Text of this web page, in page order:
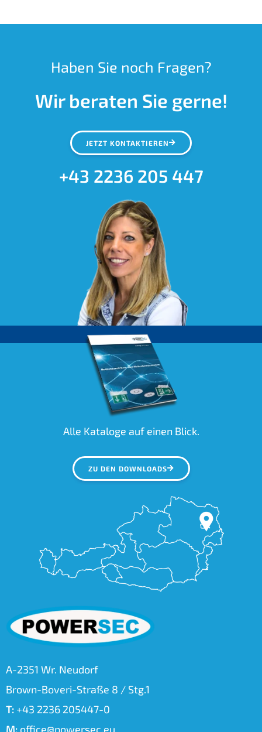
Haben Sie noch Fragen?
Wir beraten Sie gerne!
JETZT KONTAKTIEREN
+43 2236 205 447
Alle Kataloge auf einen Blick.
ZU DEN DOWNLOADS
A-2351 Wr. Neudorf
Brown-Boveri-Straße 8 / Stg.1
T: +43 2236 205447-0
M: office@powersec.eu